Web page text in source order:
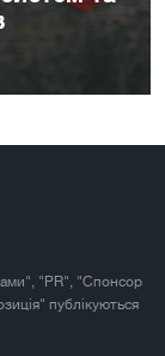
"PR", "Спонсор
публікуються